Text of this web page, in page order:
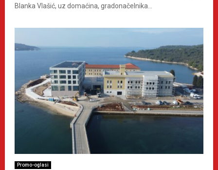
Blanka Vlašić, uz domaćina, gradonačelnika...
Promo-oglasi